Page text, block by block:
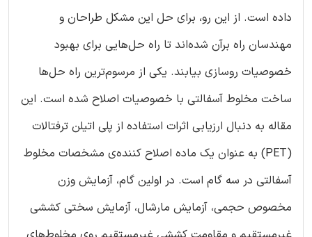
داده است. از این رو، برای حل این مشکل طراحان و
مهندسان راه برآن شده‌اند تا راه حل‌هایی برای بهبود
خصوصیات روسازی بیابند. یکی از مرسوم‌ترین راه حل‌ها
ساخت مخلوط آسفالتی با خصوصیات اصلاح شده است. این
مقاله به دنبال ارزیابی اثرات استفاده از پلی اتیلن ترفتالات
(PET) به عنوان یک ماده اصلاح کننده‌ی مشخصات مخلوط
آسفالتی در سه گام است. در اولین گام، آزمایش وزن
مخصوص حجمی، آزمایش مارشال، آزمایش سختی کششی